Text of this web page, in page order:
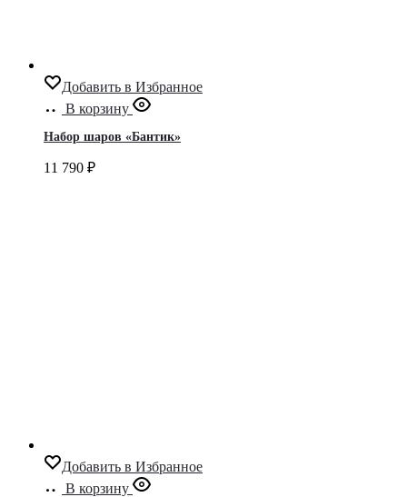
Добавить в Избранное
В корзину
Набор шаров «Бантик»
11 790 ₽
Добавить в Избранное
В корзину